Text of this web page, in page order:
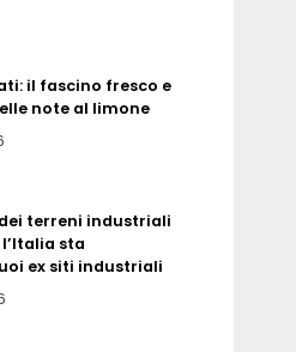
il fascino fresco e
note al limone
terreni industriali
sta
ex siti industriali